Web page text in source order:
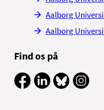
Aalborg
Aalborg
Find os på